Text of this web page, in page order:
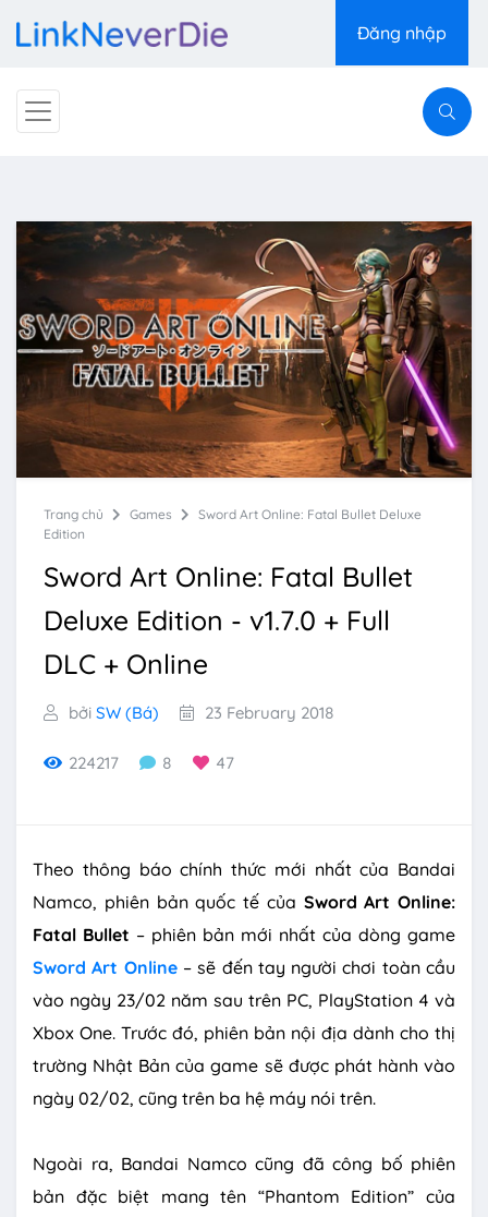
Đăng nhập
Trang chủ Games
Sword Art Online: Fatal Bullet Deluxe
Edition
Sword Art Online: Fatal Bullet
Deluxe Edition - v1.7.0 + Full
DLC + Online
bởi SW (Bá) 23 February 2018
224217 8 47
Theo thông báo chính thức mới nhất của Bandai
Namco, phiên bản quốc tế của Sword Art Online:
Fatal Bullet – phiên bản mới nhất của dòng game
Sword Art Online– sẽ đến tay người chơi toàn cầu
vào ngày 23/02 năm sau trên PC, PlayStation 4 và
Xbox One. Trước đó, phiên bản nội địa dành cho thị
trường Nhật Bản của game sẽ được phát hành vào
ngày 02/02, cũng trên ba hệ máy nói trên.
Ngoài ra, Bandai Namco cũng đã công bố phiên
bản đặc biệt mang tên “Phantom Edition” của